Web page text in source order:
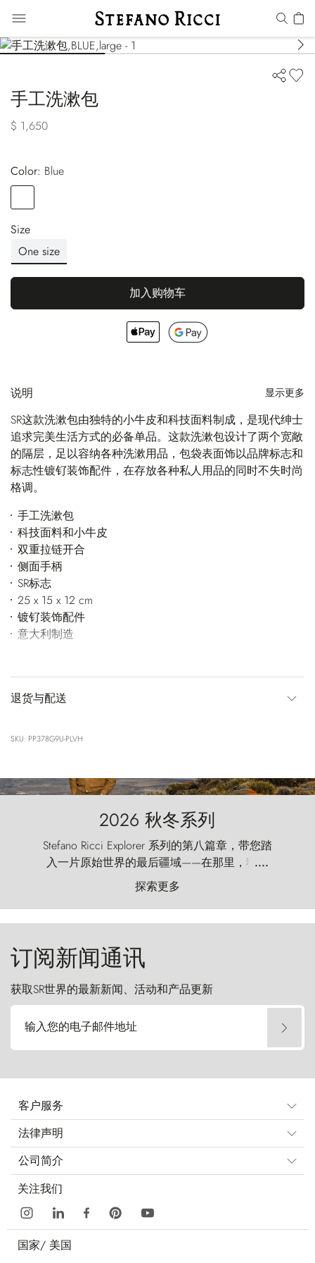
手工洗漱包
$ 1,650
Color:
blue
Size
One size
加入购物车
说明 显示更多
SR这款洗漱包由独特的小牛皮和科技面料制成，是现代绅士
追求完美生活方式的必备单品。这款洗漱包设计了两个宽敞
的隔层，足以容纳各种洗漱用品，包袋表面饰以品牌标志和
标志性镀钌装饰配件，在存放各种私人用品的同时不失时尚
格调。
手工洗漱包
科技面料和小牛皮
双重拉链开合
侧面手柄
SR标志
25 x 15 x 12 cm
镀钌装饰配件
意大利制造
退货与配送
SKU: PP378G9U-PLVH
2026 秋冬系列
Stefano Ricci Explorer 系列的第八篇章，带您踏
入一片原始世界的最后疆域——在那里，狂风
以远古的怒号雕琢着自然，而百内塔（Torres
del Paine）则宛如石砌的哨兵，傲然向苍穹发
起挑战。
....
探索更多
订阅新闻通讯
获取SR世界的最新新闻、活动和产品更新
输入您的电子邮件地址
客户服务
法律声明
公司简介
关注我们
国家/ 美国